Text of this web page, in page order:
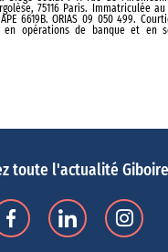
75116 Paris. Immatriculée
6619B. ORIAS 09 050 499.
en opérations de banque et en
toute l'actualité